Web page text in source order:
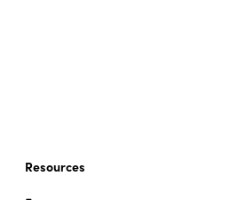
Resources